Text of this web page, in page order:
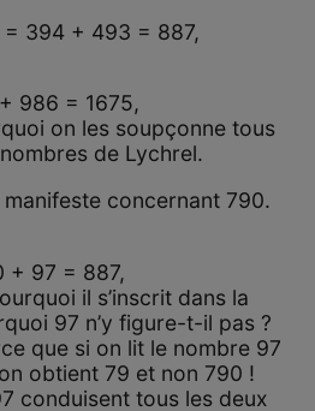
394 + 493 = 887,
986 = 1675,
on les soupçonne tous
de Lychrel.
concernant 790.
+ 97 = 887,
il s’inscrit dans la
97 n’y figure-t-il pas ?
que si on lit le nombre 97
obtient 79 et non 790 !
conduisent tous les deux